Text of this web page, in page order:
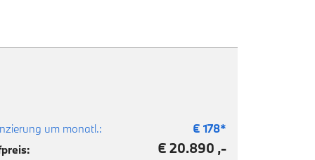
um monatl.: € 178*
€ 20.890 ,-